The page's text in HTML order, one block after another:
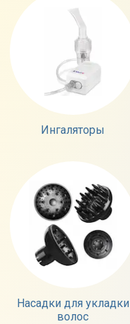
Ингаляторы
Насадки для укладки
волос